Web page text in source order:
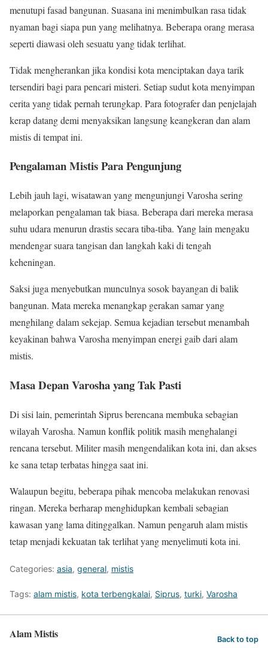
menutupi fasad bangunan. Suasana ini menimbulkan rasa tidak
nyaman bagi siapa pun yang melihatnya. Beberapa orang merasa
seperti diawasi oleh sesuatu yang tidak terlihat.
Tidak mengherankan jika kondisi kota menciptakan daya tarik
tersendiri bagi para pencari misteri. Setiap sudut kota menyimpan
cerita yang tidak pernah terungkap. Para fotografer dan penjelajah
kerap datang demi menyaksikan langsung keangkeran dan alam
mistis di tempat ini.
Pengalaman Mistis Para Pengunjung
Lebih jauh lagi, wisatawan yang mengunjungi Varosha sering
melaporkan pengalaman tak biasa. Beberapa dari mereka merasa
suhu udara menurun drastis secara tiba-tiba. Yang lain mengaku
mendengar suara tangisan dan langkah kaki di tengah
keheningan.
Saksi juga menyebutkan munculnya sosok bayangan di balik
bangunan. Mata mereka menangkap gerakan samar yang
menghilang dalam sekejap. Semua kejadian tersebut menambah
keyakinan bahwa Varosha menyimpan energi gaib dari alam
mistis.
Masa Depan Varosha yang Tak Pasti
Di sisi lain, pemerintah Siprus berencana membuka sebagian
wilayah Varosha. Namun konflik politik masih menghalangi
rencana tersebut. Militer masih mengendalikan kota ini, dan akses
ke sana tetap terbatas hingga saat ini.
Walaupun begitu, beberapa pihak mencoba melakukan renovasi
ringan. Mereka berharap menghidupkan kembali sebagian
kawasan yang lama ditinggalkan. Namun pengaruh alam mistis
tetap menjadi kekuatan tak terlihat yang menyelimuti kota ini.
Categories: asia, general, mistis
Tags: alam mistis, kota terbengkalai, Siprus, turki, Varosha
Alam Mistis Back to top